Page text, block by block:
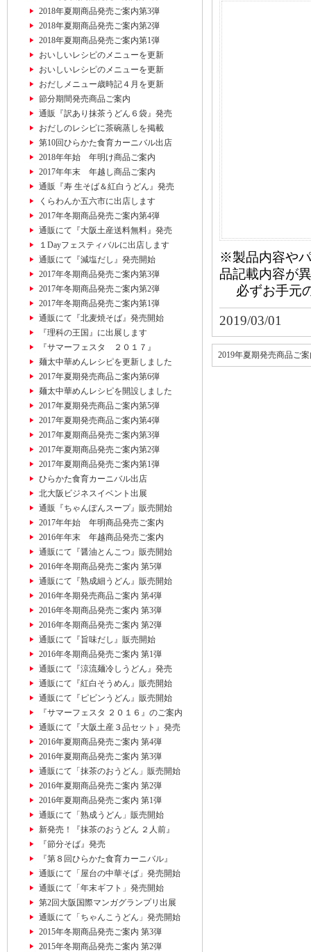
※製品内容や
品記載内容が
必ずお手元
2019/03/01
2019年夏期発売商品ご
2018年夏期商品発売ご案内第3弾
2018年夏期商品発売ご案内第2弾
2018年夏期商品発売ご案内第1弾
おいしいレシピのメニューを更新
おいしいレシピのメニューを更新
おだしメニュー歳時記４月を更新
節分期間発売商品ご案内
通販『訳あり抹茶うどん６袋』発売
おだしのレシピに茶碗蒸しを掲載
第10回ひらかた食育カーニバル出店
2018年年始 年明け商品ご案内
2017年年末 年越し商品ご案内
通販『寿 生そば＆紅白うどん』発売
くらわんか五六市に出店します
2017年冬期商品発売ご案内第4弾
通販にて『大阪土産送料無料』発売
１Dayフェスティバルに出店します
通販にて『減塩だし』発売開始
2017年冬期商品発売ご案内第3弾
2017年冬期商品発売ご案内第2弾
2017年冬期商品発売ご案内第1弾
通販にて『北麦焼そば』発売開始
『理科の王国』に出展します
『サマーフェスタ ２０１７』
麺太中華めんレシピを更新しました
2017年夏期発売商品ご案内第6弾
麺太中華めんレシピを開設しました
2017年夏期発売商品ご案内第5弾
2017年夏期発売商品ご案内第4弾
2017年夏期商品発売ご案内第3弾
2017年夏期商品発売ご案内第2弾
2017年夏期商品発売ご案内第1弾
ひらかた食育カーニバル出店
北大阪ビジネスイベント出展
通販『ちゃんぽんスープ』販売開始
2017年年始 年明商品発売ご案内
2016年年末 年越商品発売ご案内
通販にて『醤油とんこつ』販売開始
2016年冬期商品発売ご案内 第5弾
通販にて『熟成細うどん』販売開始
2016年冬期発売商品ご案内 第4弾
2016年冬期商品発売ご案内 第3弾
2016年冬期商品発売ご案内 第2弾
通販にて『旨味だし』販売開始
2016年冬期商品発売ご案内 第1弾
通販にて『涼流麺冷しうどん』発売
通販にて『紅白そうめん』販売開始
通販にて『ピビンうどん』販売開始
『サマーフェスタ ２０１６』のご案内
通販にて『大阪土産３品セット』発売
2016年夏期商品発売ご案内 第4弾
2016年夏期商品発売ご案内 第3弾
通販にて「抹茶のおうどん」販売開始
2016年夏期商品発売ご案内 第2弾
2016年夏期商品発売ご案内 第1弾
通販にて「熟成うどん」販売開始
新発売！『抹茶のおうどん ２人前』
『節分そば』発売
『第８回ひらかた食育カーニバル』
通販にて「屋台の中華そば」発売開始
通販にて「年末ギフト」発売開始
第2回大阪国際マンガグランプリ出展
通販にて「ちゃんこうどん」発売開始
2015年冬期商品発売ご案内 第3弾
2015年冬期商品発売ご案内 第2弾